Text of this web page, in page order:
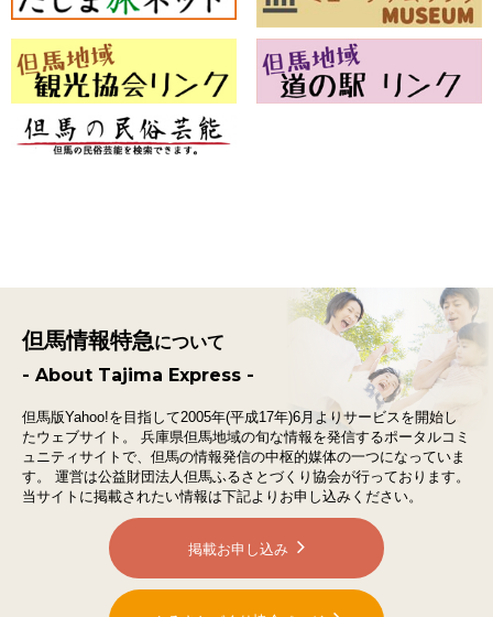
但馬情報特急について
- About Tajima Express -
但馬版Yahoo!を目指して2005年(平成17年)6月よりサービスを開始し
たウェブサイト。
兵庫県但馬地域の旬な情報を発信するポータルコミ
ュニティサイトで、 但馬の情報発信の中枢的媒体の一つになっていま
す。
運営は公益財団法人但馬ふるさとづくり協会が行っております。
当サイトに掲載されたい情報は下記よりお申し込みください。
掲載お申し込み